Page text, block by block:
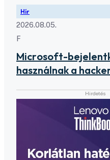
Hír
2026.08.05.
F
Microsoft-
használnak a